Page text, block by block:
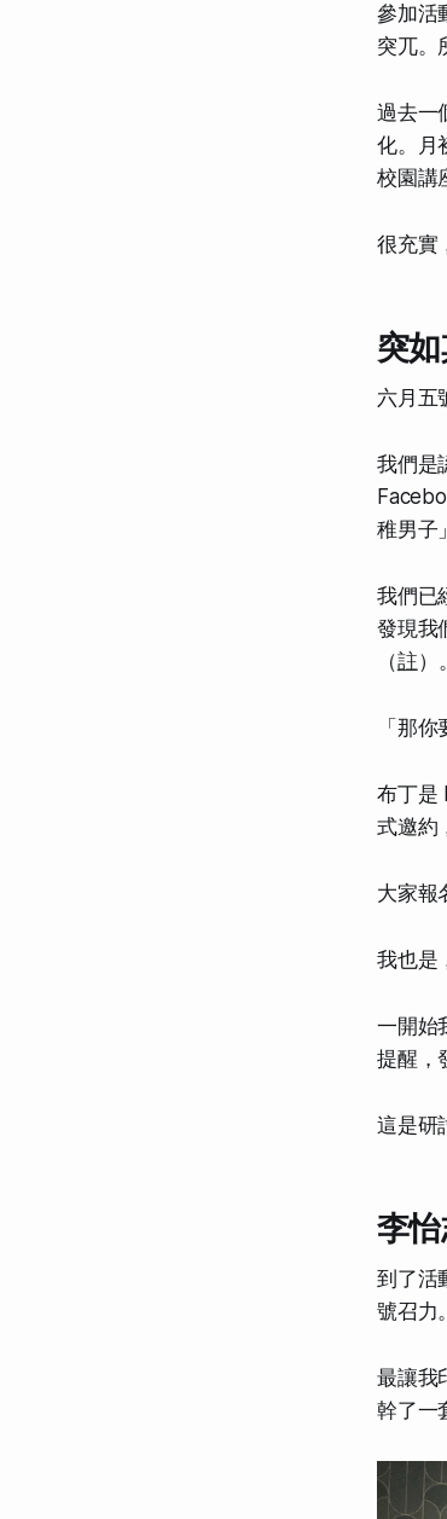
參加活
突兀。
過去一
化。月
校園講
很充實
突
六月五
我們是
稚男子
我們已
發現我
（註）
「那
布丁是
式邀約
大家報
我也是
一開始
提醒，
這是研
李
到了活
號召力。
最讓我
幹了一